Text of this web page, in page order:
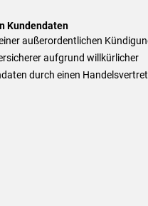
Kundendaten
außerordentlichen
aufgrund willkürlicher
durch einen